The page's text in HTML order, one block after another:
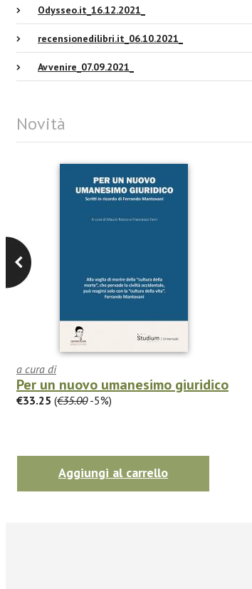
Odysseo.it_16.12.2021_
recensionedilibri.it_06.10.2021_
Avvenire_07.09.2021_
Novità
a cura di
Per un nuovo umanesimo giuridico
€33.25 (€35.00-5%)
Aggiungi al carrello